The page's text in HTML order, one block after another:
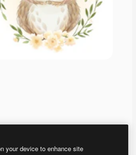
your device to enhance site